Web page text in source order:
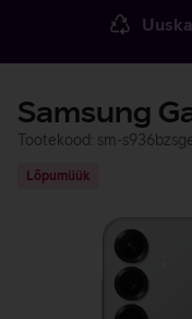
Samsung
Tootekood: sm-
Lõpumüük